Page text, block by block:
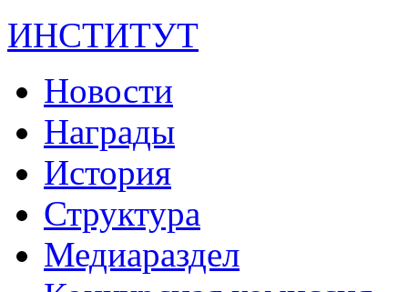
ИНСТИТУТ
Новости
Награды
История
Структура
Медиараздел